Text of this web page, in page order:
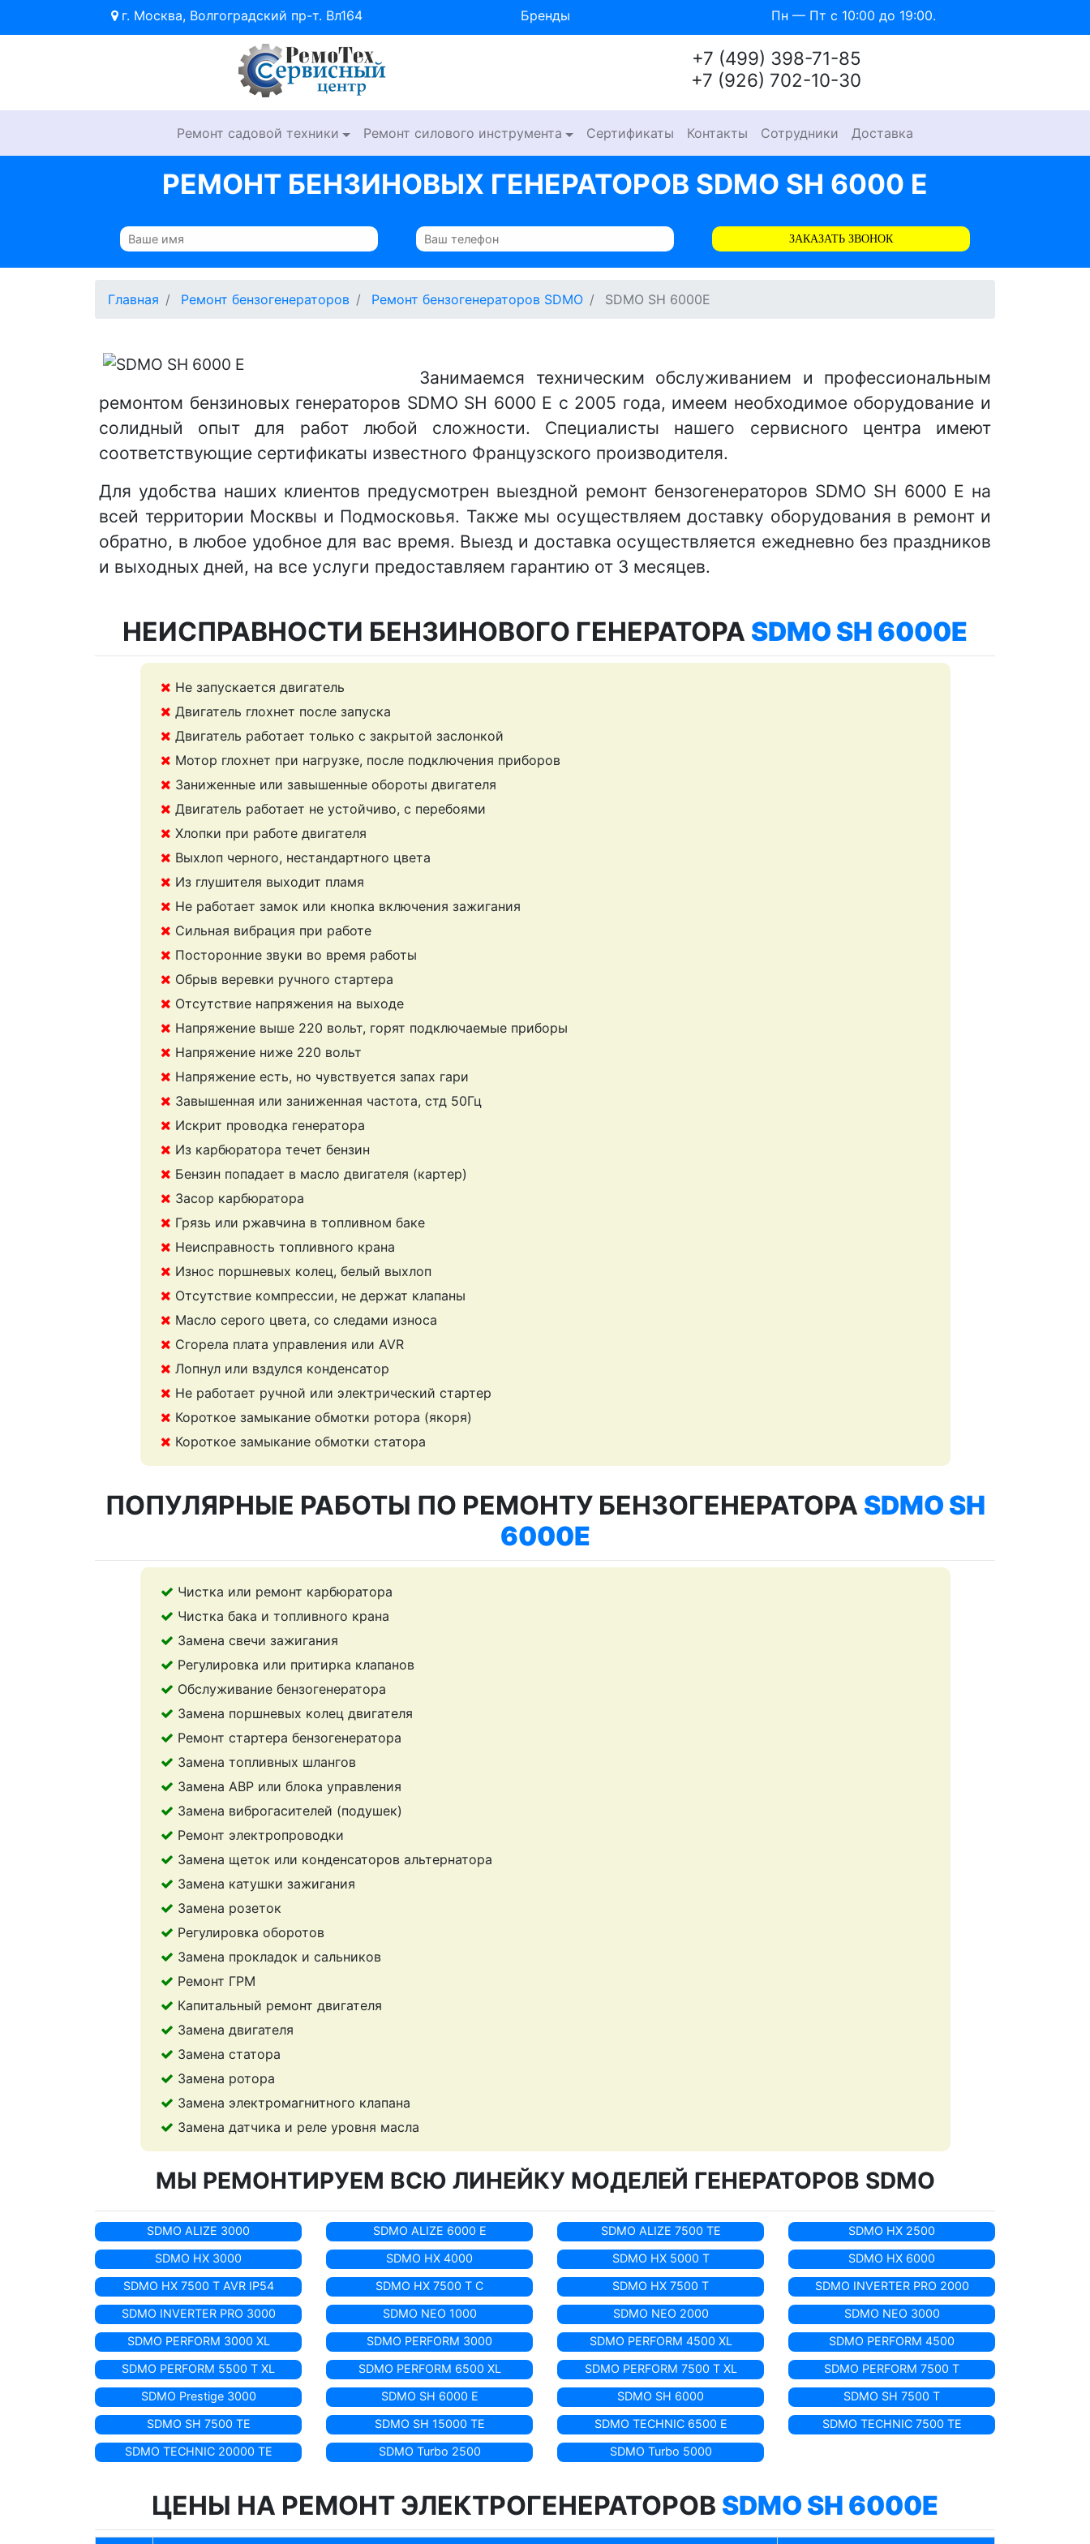
г. Москва, Волгоградский пр-т. Вл164 Бренды Пн — Пт с 10:00 до 19:00.
+7 (499) 398-71-85
+7 (926) 702-10-30
Ремонт садовой техники Ремонт силового инструмента Сертификаты Контакты Сотрудники Доставка
РЕМОНТ БЕНЗИНОВЫХ ГЕНЕРАТОРОВ SDMO SH 6000 E
ЗАКАЗАТЬ ЗВОНОК
Главная Ремонт бензогенераторов Ремонт бензогенераторов SDMO SDMO SH 6000E
Занимаемся техническим обслуживанием и профессиональным
ремонтом бензиновых генераторов SDMO SH 6000 E с 2005 года, имеем необходимое оборудование и
солидный опыт для работ любой сложности. Специалисты нашего сервисного центра имеют
соответствующие сертификаты известного Французского производителя.
Для удобства наших клиентов предусмотрен выездной ремонт бензогенераторов SDMO SH 6000 E на
всей территории Москвы и Подмосковья. Также мы осуществляем доставку оборудования в ремонт и
обратно, в любое удобное для вас время. Выезд и доставка осуществляется ежедневно без праздников
и выходных дней, на все услуги предоставляем гарантию от 3 месяцев.
НЕИСПРАВНОСТИ БЕНЗИНОВОГО ГЕНЕРАТОРА SDMO SH 6000E
Не запускается двигатель
Двигатель глохнет после запуска
Двигатель работает только с закрытой заслонкой
Мотор глохнет при нагрузке, после подключения приборов
Заниженные или завышенные обороты двигателя
Двигатель работает не устойчиво, с перебоями
Хлопки при работе двигателя
Выхлоп черного, нестандартного цвета
Из глушителя выходит пламя
Не работает замок или кнопка включения зажигания
Сильная вибрация при работе
Посторонние звуки во время работы
Обрыв веревки ручного стартера
Отсутствие напряжения на выходе
Напряжение выше 220 вольт, горят подключаемые приборы
Напряжение ниже 220 вольт
Напряжение есть, но чувствуется запах гари
Завышенная или заниженная частота, стд 50Гц
Искрит проводка генератора
Из карбюратора течет бензин
Бензин попадает в масло двигателя (картер)
Засор карбюратора
Грязь или ржавчина в топливном баке
Неисправность топливного крана
Износ поршневых колец, белый выхлоп
Отсутствие компрессии, не держат клапаны
Масло серого цвета, со следами износа
Сгорела плата управления или AVR
Лопнул или вздулся конденсатор
Не работает ручной или электрический стартер
Короткое замыкание обмотки ротора (якоря)
Короткое замыкание обмотки статора
ПОПУЛЯРНЫЕ РАБОТЫ ПО РЕМОНТУ БЕНЗОГЕНЕРАТОРА SDMO SH
6000E
Чистка или ремонт карбюратора
Чистка бака и топливного крана
Замена свечи зажигания
Регулировка или притирка клапанов
Обслуживание бензогенератора
Замена поршневых колец двигателя
Ремонт стартера бензогенератора
Замена топливных шлангов
Замена АВР или блока управления
Замена виброгасителей (подушек)
Ремонт электропроводки
Замена щеток или конденсаторов альтернатора
Замена катушки зажигания
Замена розеток
Регулировка оборотов
Замена прокладок и сальников
Ремонт ГРМ
Капитальный ремонт двигателя
Замена двигателя
Замена статора
Замена ротора
Замена электромагнитного клапана
Замена датчика и реле уровня масла
МЫ РЕМОНТИРУЕМ ВСЮ ЛИНЕЙКУ МОДЕЛЕЙ ГЕНЕРАТОРОВ SDMO
SDMO ALIZE 3000 SDMO ALIZE 6000 E SDMO ALIZE 7500 TE
SDMO HX 2500
SDMO HX 3000
SDMO HX 4000 SDMO HX 5000 T
SDMO HX 6000
SDMO HX 7500 T AVR IP54
SDMO HX 7500 T C SDMO HX 7500 T
SDMO INVERTER PRO 2000
SDMO INVERTER PRO 3000
SDMO NEO 1000 SDMO NEO 2000
SDMO NEO 3000
SDMO PERFORM 3000 XL
SDMO PERFORM 3000 SDMO PERFORM 4500 XL
SDMO PERFORM 4500
SDMO PERFORM 5500 T XL
SDMO PERFORM 6500 XL SDMO PERFORM 7500 T XL
SDMO PERFORM 7500 T
SDMO Prestige 3000
SDMO SH 6000 E SDMO SH 6000
SDMO SH 7500 T
SDMO SH 7500 TE
SDMO SH 15000 TE SDMO TECHNIC 6500 E
SDMO TECHNIC 7500 TE
SDMO TECHNIC 20000 TE
SDMO Turbo 2500 SDMO Turbo 5000
ЦЕНЫ НА РЕМОНТ ЭЛЕКТРОГЕНЕРАТОРОВ SDMO SH 6000E